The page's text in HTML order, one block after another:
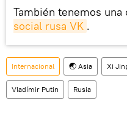
También tenemos una
social rusa VK .
Internacional 🌏 Asia Xi
Vladímir Putin Rusia